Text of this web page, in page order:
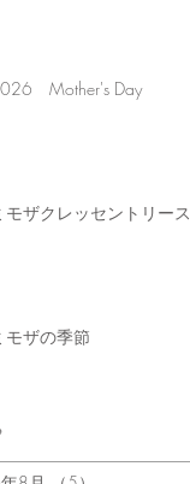
Mother's Day
モザクレッセントリース
モザの季節